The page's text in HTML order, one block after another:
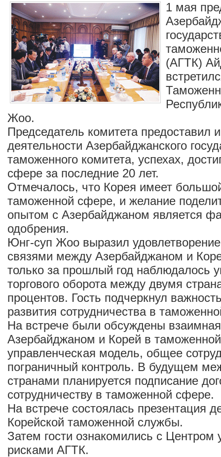
1 мая
(АГТК)
Жоо.
Председатель комитета
деятельности Азербайджанского
таможенного комитета, успехах,
сфере за последние 20 лет.
Отмечалось, что Корея имеет
таможенной сфере, и желание
опытом с Азербайджаном является
одобрения.
Юнг-суп Жоо выразил
связями между Азербайджаном и
только за прошлый год наблюдалось
торгового оборота между двумя
процентов. Гость подчеркнул
развития сотрудничества в
На встрече были обсуждены
Азербайджаном и Корей в
управленческая модель, общее
пограничный контроль. В будущем
странами планируется подписание
сотрудничеству в таможенной сфере.
На встрече состоялась презентация
Корейской таможенной службы.
Затем гости ознакомились с Центром
рисками АГТК.